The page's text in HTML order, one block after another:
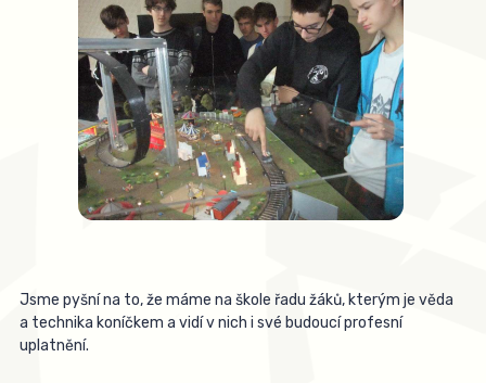
Jsme pyšní na to, že máme na škole řadu žáků, kterým je věda
a technika koníčkem a vidí v nich i své budoucí profesní
uplatnění.